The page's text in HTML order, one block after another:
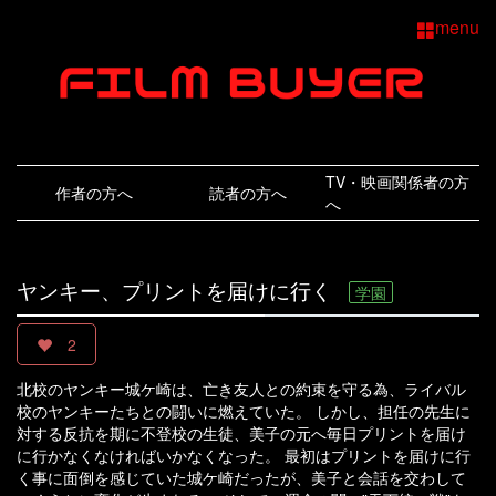
menu
作者の方へ 読者の方へ
TV・映画関係者の方
へ
ヤンキー、プリントを届けに行く 学園
2
北校のヤンキー城ケ崎は、亡き友人との約束を守る為、ライバル
校のヤンキーたちとの闘いに燃えていた。 しかし、担任の先生に
対する反抗を期に不登校の生徒、美子の元へ毎日プリントを届け
に行かなくなければいかなくなった。 最初はプリントを届けに行
く事に面倒を感じていた城ケ崎だったが、美子と会話を交わして